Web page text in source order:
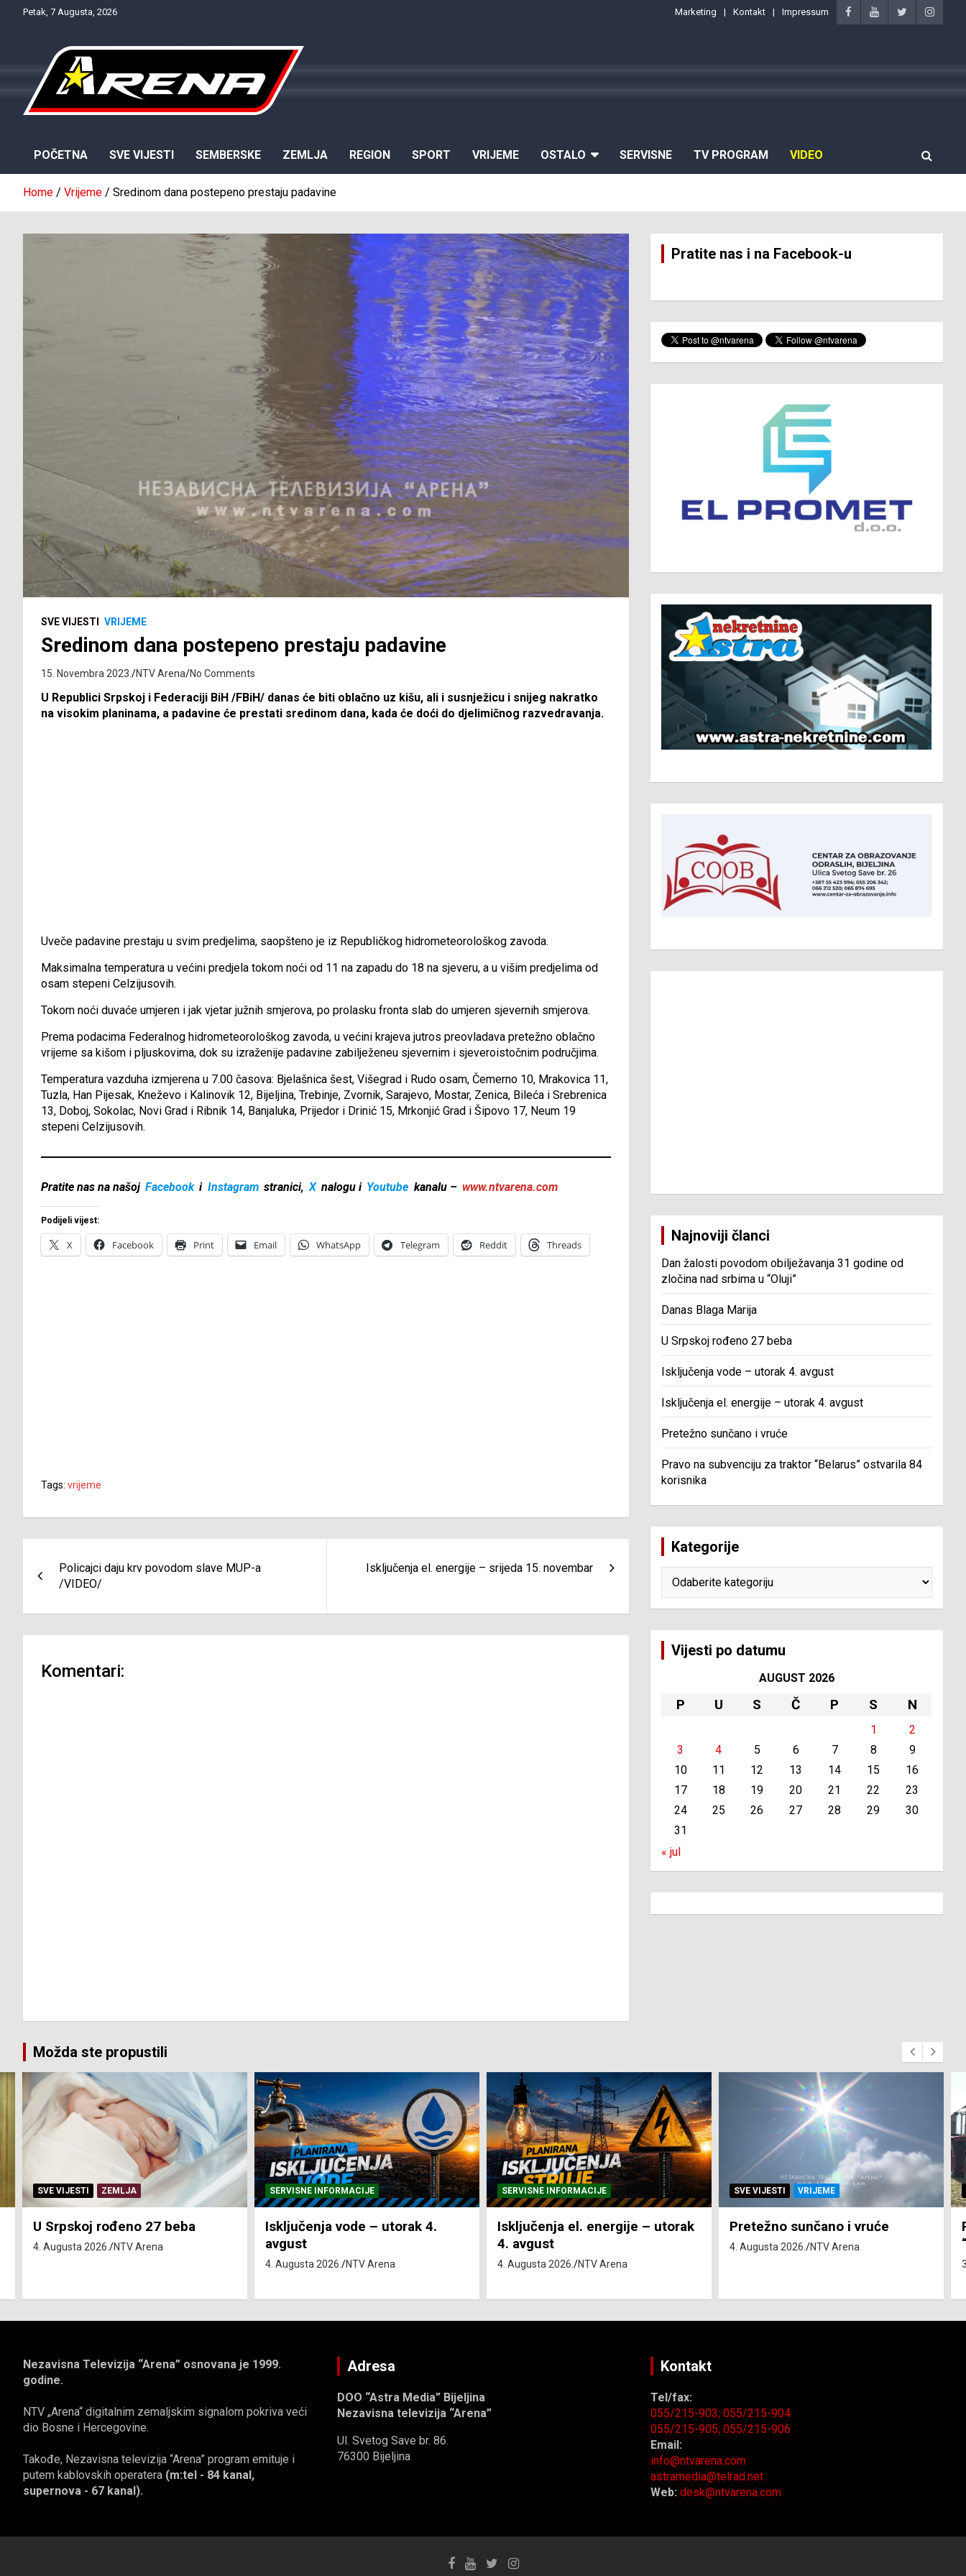
Petak, 7 Augusta, 2026 Marketing Kontakt Impressum
POČETNA SVE VIJESTI SEMBERSKE ZEMLJA REGION SPORT VRIJEME OSTALO SERVISNE TV PROGRAM VIDEO
Home Vrijeme Sredinom dana postepeno prestaju padavine
SVE VIJESTI VRIJEME
Sredinom dana postepeno prestaju padavine
15. Novembra 2023. NTV Arena No Comments
U Republici Srpskoj i Federaciji BiH /FBiH/ danas će biti oblačno uz kišu, ali i susnježicu i snijeg nakratko
na visokim planinama, a padavine će prestati sredinom dana, kada će doći do djelimičnog razvedravanja.
Uveče padavine prestaju u svim predjelima, saopšteno je iz Republičkog hidrometeorološkog zavoda.
Maksimalna temperatura u većini predjela tokom noći od 11 na zapadu do 18 na sjeveru, a u višim predjelima od
osam stepeni Celzijusovih.
Tokom noći duvaće umjeren i jak vjetar južnih smjerova, po prolasku fronta slab do umjeren sjevernih smjerova.
Prema podacima Federalnog hidrometeorološkog zavoda, u većini krajeva jutros preovladava pretežno oblačno
vrijeme sa kišom i pljuskovima, dok su izraženije padavine zabilježeneu sjevernim i sjeveroistočnim područjima.
Temperatura vazduha izmjerena u 7.00 časova: Bjelašnica šest, Višegrad i Rudo osam, Čemerno 10, Mrakovica 11,
Tuzla, Han Pijesak, Kneževo i Kalinovik 12, Bijeljina, Trebinje, Zvornik, Sarajevo, Mostar, Zenica, Bileća i Srebrenica
13, Doboj, Sokolac, Novi Grad i Ribnik 14, Banjaluka, Prijedor i Drinić 15, Mrkonjić Grad i Šipovo 17, Neum 19
stepeni Celzijusovih.
Pratite nas na našoj Facebook i Instagram stranici, X nalogu i Youtube kanalu – www.ntvarena.com
Podijeli vijest:
X Facebook Print Email WhatsApp Telegram Reddit Threads
Tags: vrijeme
članaka
Policajci daju krv povodom slave MUP-a
/VIDEO/
Isključenja el. energije – srijeda 15. novembar
Komentari:
Pratite nas i na Facebook-u
Najnoviji članci
Dan žalosti povodom obilježavanja 31 godine od
zločina nad srbima u “Oluji”
Danas Blaga Marija
U Srpskoj rođeno 27 beba
Isključenja vode – utorak 4. avgust
Isključenja el. energije – utorak 4. avgust
Pretežno sunčano i vruće
Pravo na subvenciju za traktor “Belarus” ostvarila 84
korisnika
Kategorije
Vijesti po datumu
AUGUST 2026
P U S Č P S N
1
2
3
4 5 6 7 8
9
10
11 12 13 14 15
16
17
18 19 20 21 22
23
24
25 26 27 28 29
30
31
« jul
Možda ste propustili
SERVISNE INFORMACIJE
Isključenja vode – utorak 4.
avgust
SERVISNE INFORMACIJE
Isključenja el. energije – utorak
4. avgust
4. Augusta 2026. NTV Arena
SVE VIJESTI VRIJEME
Pretežno sunčano i vruće
4. Augusta 2026.
SVE VIJESTI ZEMLJA
Pravo na subvenciju za traktor
“Belarus” ostvarila 84 korisnika
Nezavisna Televizija “Arena” osnovana je 1999.
godine.
NTV „Arena“ digitalnim zemaljskim signalom pokriva veći
dio Bosne i Hercegovine.
Takođe, Nezavisna televizija “Arena” program emituje i
putem kablovskih operatera (m:tel - 84 kanal,
supernova - 67 kanal).
Adresa
DOO “Astra Media” Bijeljina
Nezavisna televizija “Arena”
Ul. Svetog Save br. 86.
76300 Bijeljina
Kontakt
Tel/fax:
055/215-903;055/215-904
055/215-905;055/215-906
Email:
info@ntvarena.com
astramedia@telrad.net
Web: desk@ntvarena.com